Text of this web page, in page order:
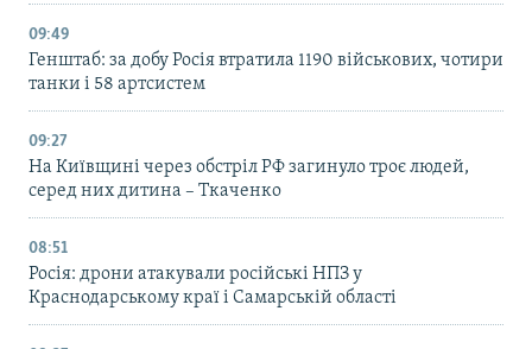
09:49
Генштаб: за добу Росія втратила 1190 військових, чотири
танки і 58 артсистем
09:27
На Київщині через обстріл РФ загинуло троє людей,
серед них дитина – Ткаченко
08:51
Росія: дрони атакували російські НПЗ у
Краснодарському краї і Самарській області